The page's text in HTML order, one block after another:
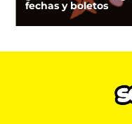
fechas y boletos